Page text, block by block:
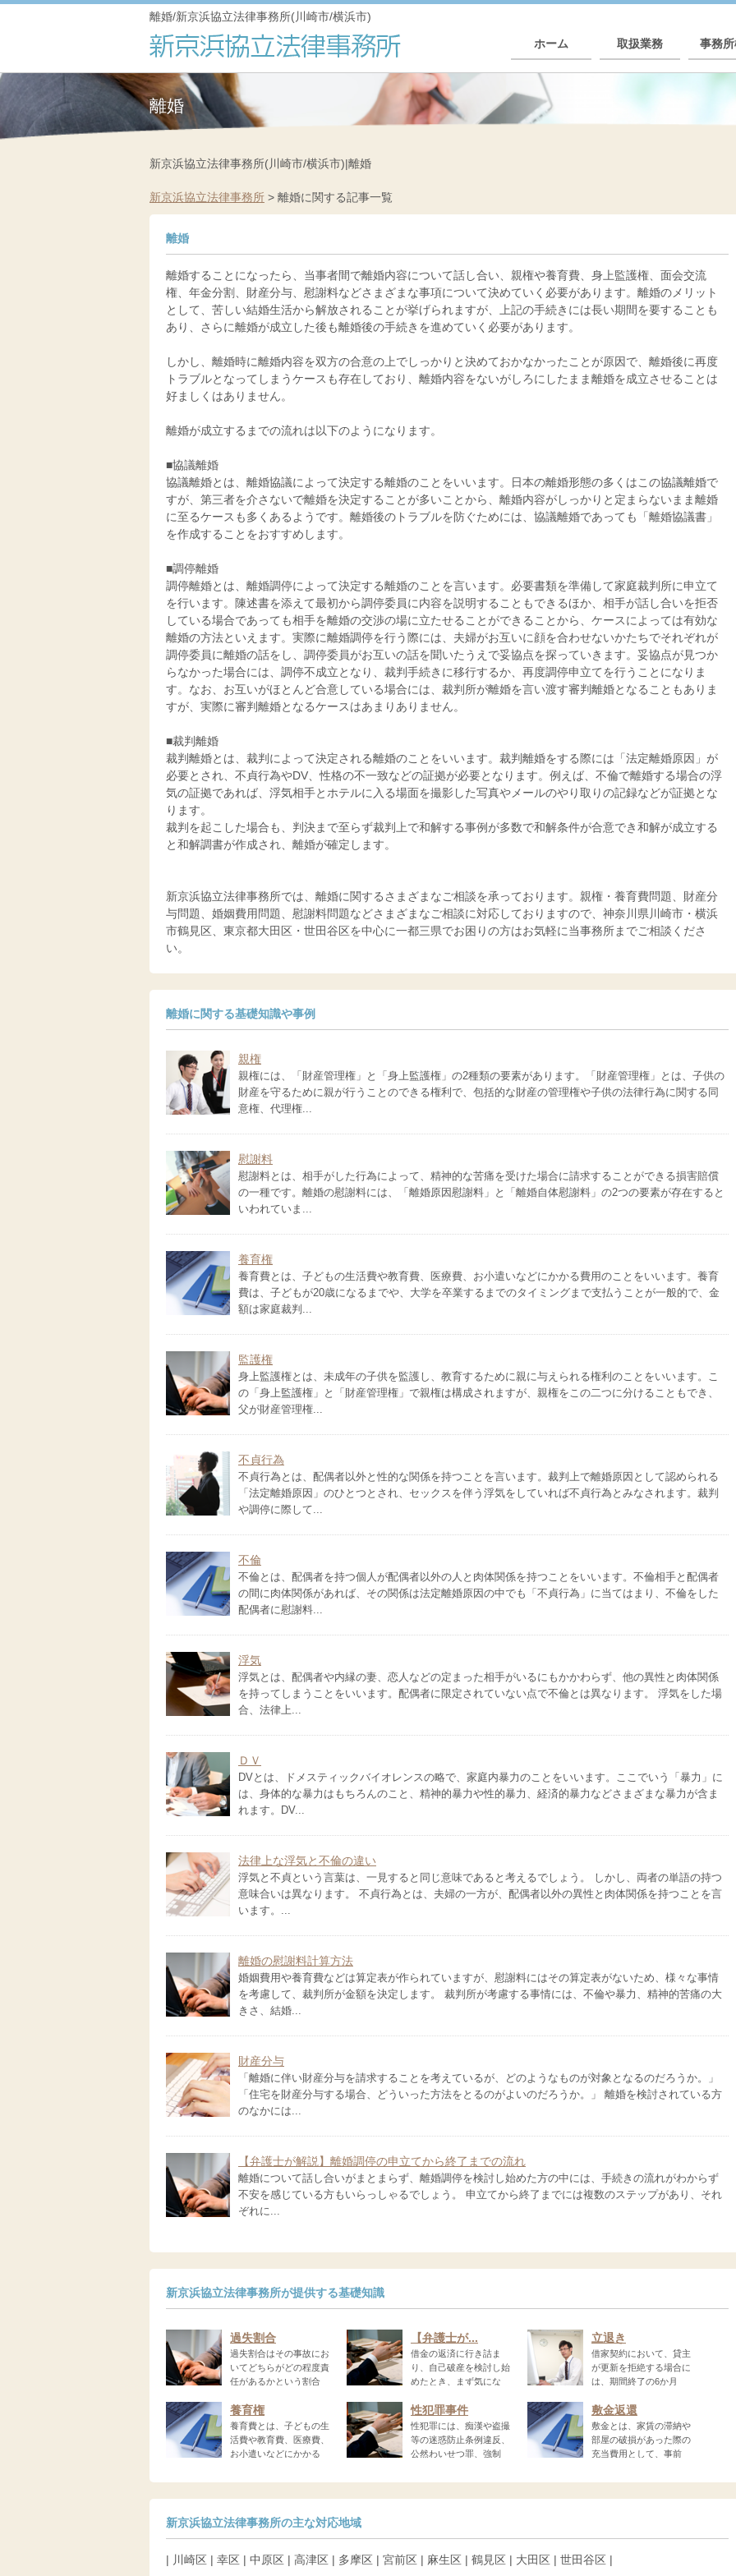
離婚/新京浜協立法律事務所(川崎市/横浜市)
ホーム 取扱業務 事務
離婚
新京浜協立法律事務所(川崎市/横浜市)|離婚
新京浜協立法律事務所 > 離婚に関する記事一覧
離婚
離婚することになったら、当事者間で離婚内容について話し合い、親権や養育費、身上監護権、面会交流
権、年金分割、財産分与、慰謝料などさまざまな事項について決めていく必要があります。離婚のメリット
として、苦しい結婚生活から解放されることが挙げられますが、上記の手続きには長い期間を要することも
あり、さらに離婚が成立した後も離婚後の手続きを進めていく必要があります。
しかし、離婚時に離婚内容を双方の合意の上でしっかりと決めておかなかったことが原因で、離婚後に再度
トラブルとなってしまうケースも存在しており、離婚内容をないがしろにしたまま離婚を成立させることは
好ましくはありません。
離婚が成立するまでの流れは以下のようになります。
■協議離婚
協議離婚とは、離婚協議によって決定する離婚のことをいいます。日本の離婚形態の多くはこの協議離婚で
すが、第三者を介さないで離婚を決定することが多いことから、離婚内容がしっかりと定まらないまま離婚
に至るケースも多くあるようです。離婚後のトラブルを防ぐためには、協議離婚であっても「離婚協議書」
を作成することをおすすめします。
■調停離婚
調停離婚とは、離婚調停によって決定する離婚のことを言います。必要書類を準備して家庭裁判所に申立て
を行います。陳述書を添えて最初から調停委員に内容を説明することもできるほか、相手が話し合いを拒否
している場合であっても相手を離婚の交渉の場に立たせることができることから、ケースによっては有効な
離婚の方法といえます。実際に離婚調停を行う際には、夫婦がお互いに顔を合わせないかたちでそれぞれが
調停委員に離婚の話をし、調停委員がお互いの話を聞いたうえで妥協点を探っていきます。妥協点が見つか
らなかった場合には、調停不成立となり、裁判手続きに移行するか、再度調停申立てを行うことになりま
す。なお、お互いがほとんど合意している場合には、裁判所が離婚を言い渡す審判離婚となることもありま
すが、実際に審判離婚となるケースはあまりありません。
■裁判離婚
裁判離婚とは、裁判によって決定される離婚のことをいいます。裁判離婚をする際には「法定離婚原因」が
必要とされ、不貞行為やDV、性格の不一致などの証拠が必要となります。例えば、不倫で離婚する場合の浮
気の証拠であれば、浮気相手とホテルに入る場面を撮影した写真やメールのやり取りの記録などが証拠とな
ります。
裁判を起こした場合も、判決まで至らず裁判上で和解する事例が多数で和解条件が合意でき和解が成立する
と和解調書が作成され、離婚が確定します。
新京浜協立法律事務所では、離婚に関するさまざまなご相談を承っております。親権・養育費問題、財産分
与問題、婚姻費用問題、慰謝料問題などさまざまなご相談に対応しておりますので、神奈川県川崎市・横浜
市鶴見区、東京都大田区・世田谷区を中心に一都三県でお困りの方はお気軽に当事務所までご相談くださ
い。
離婚に関する基礎知識や事例
親権
親権には、「財産管理権」と「身上監護権」の2種類の要素があります。「財産管理権」とは、子供の
財産を守るために親が行うことのできる権利で、包括的な財産の管理権や子供の法律行為に関する同
意権、代理権...
慰謝料
慰謝料とは、相手がした行為によって、精神的な苦痛を受けた場合に請求することができる損害賠償
の一種です。離婚の慰謝料には、「離婚原因慰謝料」と「離婚自体慰謝料」の2つの要素が存在すると
いわれていま...
養育権
養育費とは、子どもの生活費や教育費、医療費、お小遣いなどにかかる費用のことをいいます。養育
費は、子どもが20歳になるまでや、大学を卒業するまでのタイミングまで支払うことが一般的で、金
額は家庭裁判...
監護権
身上監護権とは、未成年の子供を監護し、教育するために親に与えられる権利のことをいいます。こ
の「身上監護権」と「財産管理権」で親権は構成されますが、親権をこの二つに分けることもでき、
父が財産管理権...
不貞行為
不貞行為とは、配偶者以外と性的な関係を持つことを言います。裁判上で離婚原因として認められる
「法定離婚原因」のひとつとされ、セックスを伴う浮気をしていれば不貞行為とみなされます。裁判
や調停に際して...
不倫
不倫とは、配偶者を持つ個人が配偶者以外の人と肉体関係を持つことをいいます。不倫相手と配偶者
の間に肉体関係があれば、その関係は法定離婚原因の中でも「不貞行為」に当てはまり、不倫をした
配偶者に慰謝料...
浮気
浮気とは、配偶者や内縁の妻、恋人などの定まった相手がいるにもかかわらず、他の異性と肉体関係
を持ってしまうことをいいます。配偶者に限定されていない点で不倫とは異なります。 浮気をした場
合、法律上...
ＤＶ
DVとは、ドメスティックバイオレンスの略で、家庭内暴力のことをいいます。ここでいう「暴力」に
は、身体的な暴力はもちろんのこと、精神的暴力や性的暴力、経済的暴力などさまざまな暴力が含ま
れます。DV...
法律上な浮気と不倫の違い
浮気と不貞という言葉は、一見すると同じ意味であると考えるでしょう。 しかし、両者の単語の持つ
意味合いは異なります。 不貞行為とは、夫婦の一方が、配偶者以外の異性と肉体関係を持つことを言
います。...
離婚の慰謝料計算方法
婚姻費用や養育費などは算定表が作られていますが、慰謝料にはその算定表がないため、様々な事情
を考慮して、裁判所が金額を決定します。 裁判所が考慮する事情には、不倫や暴力、精神的苦痛の大
きさ、結婚...
財産分与
「離婚に伴い財産分与を請求することを考えているが、どのようなものが対象となるのだろうか。」
「住宅を財産分与する場合、どういった方法をとるのがよいのだろうか。」 離婚を検討されている方
のなかには...
【弁護士が解説】離婚調停の申立てから終了までの流れ
離婚について話し合いがまとまらず、離婚調停を検討し始めた方の中には、手続きの流れがわからず
不安を感じている方もいらっしゃるでしょう。 申立てから終了までには複数のステップがあり、それ
ぞれに...
新京浜協立法律事務所が提供する基礎知識
過失割合
過失割合はその事故にお
いてどちらがどの程度責
任があるかという割合
【弁護士が...
借金の返済に行き詰ま
り、自己破産を検討し始
めたとき、まず気にな
立退き
借家契約において、貸主
が更新を拒絶する場合に
は、期間終了の6か月
養育権
養育費とは、子どもの生
活費や教育費、医療費、
お小遣いなどにかかる
性犯罪事件
性犯罪には、痴漢や盗撮
等の迷惑防止条例違反、
公然わいせつ罪、強制
敷金返還
敷金とは、家賃の滞納や
部屋の破損があった際の
充当費用として、事前
新京浜協立法律事務所の主な対応地域
| 川崎区 | 幸区 | 中原区 | 高津区 | 多摩区 | 宮前区 | 麻生区 | 鶴見区 | 大田区 | 世田谷区 |